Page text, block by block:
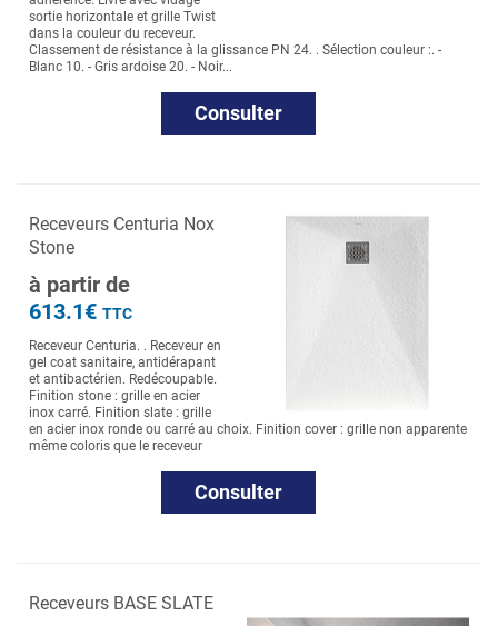
sortie horizontale et grille Twist
dans la couleur du receveur.
Classement de résistance à la glissance PN 24. . Sélection couleur :. -
Blanc 10. - Gris ardoise 20. - Noir...
Consulter
Receveurs Centuria Nox
Stone
à partir de
613.1€ TTC
Receveur Centuria. . Receveur en
gel coat sanitaire, antidérapant
et antibactérien. Redécoupable.
Finition stone : grille en acier
inox carré. Finition slate : grille
en acier inox ronde ou carré au choix. Finition cover : grille non apparente
même coloris que le receveur
Consulter
Receveurs BASE SLATE